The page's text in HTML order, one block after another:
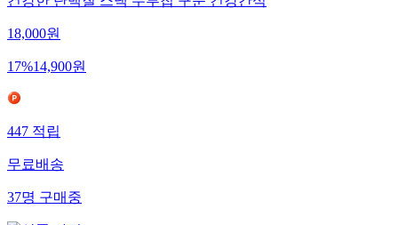
건강한 단백질 스낵 두부칩 구운 건강간식
18,000원
17%14,900원
447적립
무료배송
37명구매중